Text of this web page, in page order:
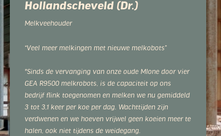
Hollandscheveld (Dr.)
Melkveehouder
“Veel meer melkingen met nieuwe melkobots”
"Sinds de vervanging van onze oude MIone door vier
GEA R9500 melkrobots, is de capaciteit op ons
bedrijf flink toegenomen en melken we nu gemiddeld
3 tot 3,1 keer per koe per dag. Wachttijden zijn
verdwenen en we hoeven vrijwel geen koeien meer te
halen, ook niet tijdens de weidegang.